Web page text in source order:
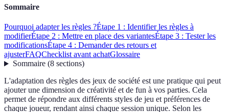
Sommaire
Pourquoi adapter les règles ?Étape 1 : Identifier les règles à
modifierÉtape 2 : Mettre en place des variantesÉtape 3 : Tester les
modificationsÉtape 4 : Demander des retours et
ajusterFAQChecklist avant achatGlossaire
Sommaire(8 sections)
L'adaptation des règles des jeux de société est une pratique qui peut
ajouter une dimension de créativité et de fun à vos parties. Cela
permet de répondre aux différents styles de jeu et préférences de
chaque joueur, rendant ainsi chaque session unique. Selon les